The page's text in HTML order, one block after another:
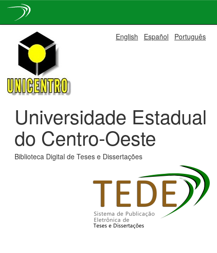
navigation
English Español Português
Universidade Estadual
do Centro-Oeste
Biblioteca Digital de Teses e Dissertações